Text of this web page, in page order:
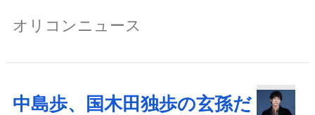
オリコンニュース
中島歩、国木田独歩の玄孫だ